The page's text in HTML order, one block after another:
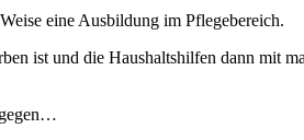
eine Ausbildung im Pflegebereich.
ist und die Haushaltshilfen dann mit